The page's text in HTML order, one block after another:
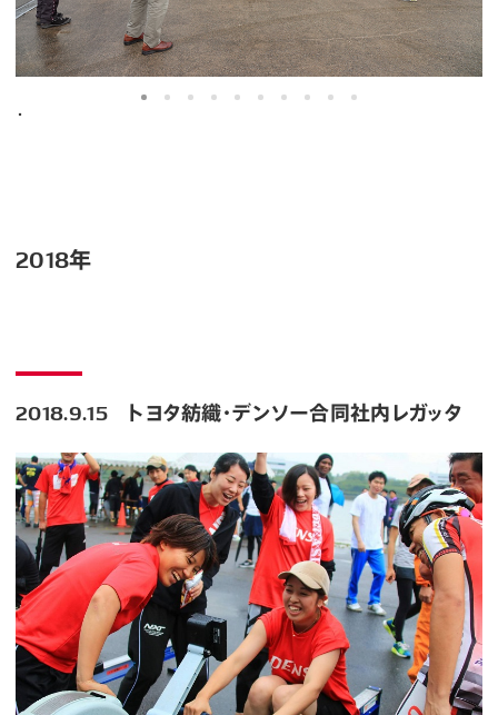
・
2018年
2018.9.15 トヨタ紡織・デンソー合同社内レガッタ